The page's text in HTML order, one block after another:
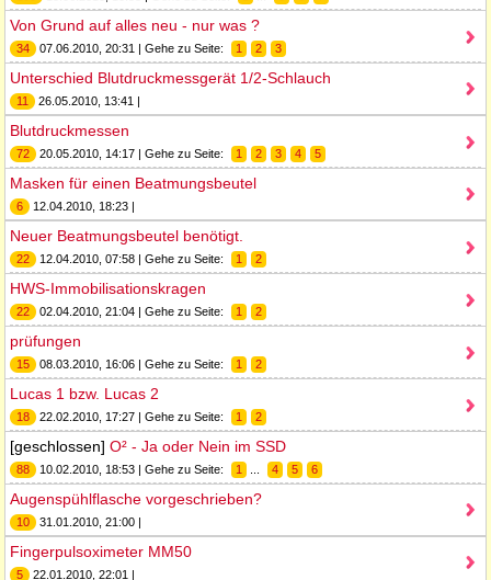
Von Grund auf alles neu - nur was ?
34 07.06.2010, 20:31 | Gehe zu Seite: 1 2 3
Unterschied Blutdruckmessgerät 1/2-Schlauch
11 26.05.2010, 13:41 |
Blutdruckmessen
72 20.05.2010, 14:17 | Gehe zu Seite: 1 2 3 4 5
Masken für einen Beatmungsbeutel
6 12.04.2010, 18:23 |
Neuer Beatmungsbeutel benötigt.
22 12.04.2010, 07:58 | Gehe zu Seite: 1 2
HWS-Immobilisationskragen
22 02.04.2010, 21:04 | Gehe zu Seite: 1 2
prüfungen
15 08.03.2010, 16:06 | Gehe zu Seite: 1 2
Lucas 1 bzw. Lucas 2
18 22.02.2010, 17:27 | Gehe zu Seite: 1 2
[geschlossen] O² - Ja oder Nein im SSD
88 10.02.2010, 18:53 | Gehe zu Seite: 1 4 5 6
Augenspühlflasche vorgeschrieben?
10 31.01.2010, 21:00 |
Fingerpulsoximeter MM50
5 22.01.2010, 22:01 |